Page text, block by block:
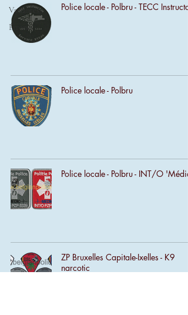
Variantes
Erronés
Police locale - Polbru - TECC Instructor
Police locale - Polbru
Police locale - Polbru - INT/O 'Médic'
ZP Bruxelles Capitale-Ixelles - K9
narcotic